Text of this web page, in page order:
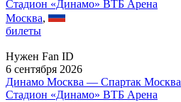
Стадион «Динамо» ВТБ Арена
Москва,
билеты
Нужен Fan ID
6 сентября 2026
Динамо Москва — Спартак Москва
Стадион «Динамо» ВТБ Арена